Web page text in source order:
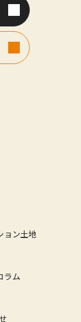
ョン土地
ラム